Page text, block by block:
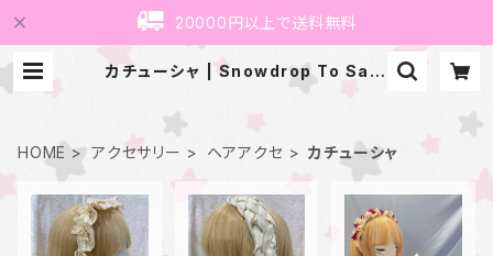
20000円以上で送料無料
カチューシャ | Snowdrop To Sain
HOME アクセサリー ヘアアクセ カチューシャ